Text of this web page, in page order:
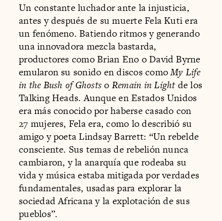
Un constante luchador ante la injusticia,
antes y después de su muerte Fela Kuti era
un fenómeno. Batiendo ritmos y generando
una innovadora mezcla bastarda,
productores como Brian Eno o David Byrne
emularon su sonido en discos comoMy Life
in the Bush of Ghostso Remain in Lightde los
Talking Heads. Aunque en Estados Unidos
era más conocido por haberse casado con
27 mujeres, Fela era, como lo describió su
amigo y poeta Lindsay Barrett: “Un rebelde
consciente. Sus temas de rebelión nunca
cambiaron, y la anarquía que rodeaba su
vida y música estaba mitigada por verdades
fundamentales, usadas para explorar la
sociedad Africana y la explotación de sus
pueblos”.